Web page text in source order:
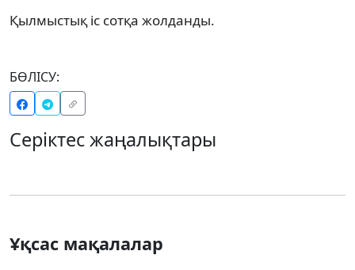
Қылмыстық іс сотқа жолданды.
БӨЛІСУ:
Серіктес жаңалықтары
Ұқсас мақалалар